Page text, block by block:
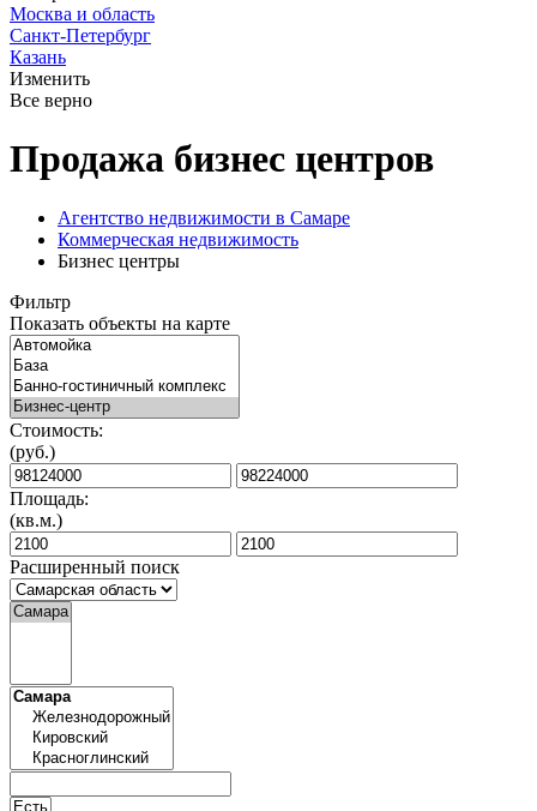
Москва и область
Санкт-Петербург
Казань
Изменить
Все верно
Продажа бизнес центров
Агентство недвижимости в Самаре
Коммерческая недвижимость
Бизнес центры
Фильтр
Показать объекты на карте
Стоимость:
(руб.)
Площадь:
(кв.м.)
Расширенный поиск